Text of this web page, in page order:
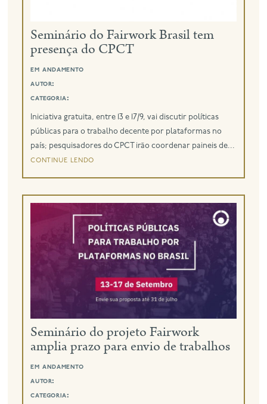
Seminário do Fairwork Brasil tem
presença do CPCT
em andamento
autor:
categoria:
Iniciativa gratuita, entre 13 e 17/9, vai discutir políticas
públicas para o trabalho decente por plataformas no
país; pesquisadores do CPCT irão coordenar paineis de...
continue lendo
Seminário do projeto Fairwork
amplia prazo para envio de trabalhos
em andamento
autor:
categoria: